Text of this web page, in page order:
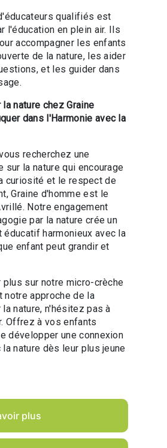
qualifiés est
l'éducation en plein air. Ils
accompagner les enfants
de la nature, les aider
et les guider dans
nature chez Graine
dans l'Harmonie avec la
recherchez une
sur la nature qui encourage
curiosité et le respect de
Graine d'homme est le
Notre engagement
par la nature crée un
éducatif harmonieux avec la
enfant peut grandir et
plus sur notre micro-crèche
notre approche de la
nature, n'hésitez pas à
Offrez à vos enfants
développer une connexion
nature dès leur plus jeune
plus